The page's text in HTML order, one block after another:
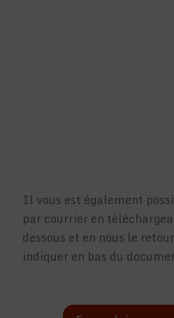
Il vous est également
par courrier en
dessous et en nous le
indiquer en bas du